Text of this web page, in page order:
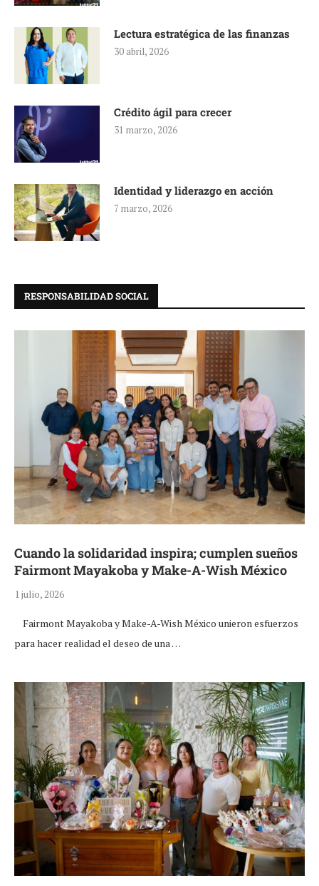
Lectura estratégica de las finanzas
30 abril, 2026
Crédito ágil para crecer
31 marzo, 2026
Identidad y liderazgo en acción
7 marzo, 2026
RESPONSABILIDAD SOCIAL
Cuando la solidaridad inspira; cumplen sueños
Fairmont Mayakoba y Make-A-Wish México
1 julio, 2026
Fairmont Mayakoba y Make-A-Wish México unieron esfuerzos
para hacer realidad el deseo de una …